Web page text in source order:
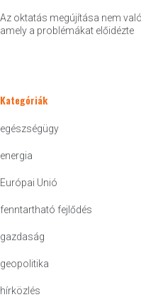
Az oktatás megújítása nem
amely a problémákat előidézte
Kategóriák
egészségügy
energia
Európai Unió
fenntartható fejlődés
gazdaság
geopolitika
hírközlés